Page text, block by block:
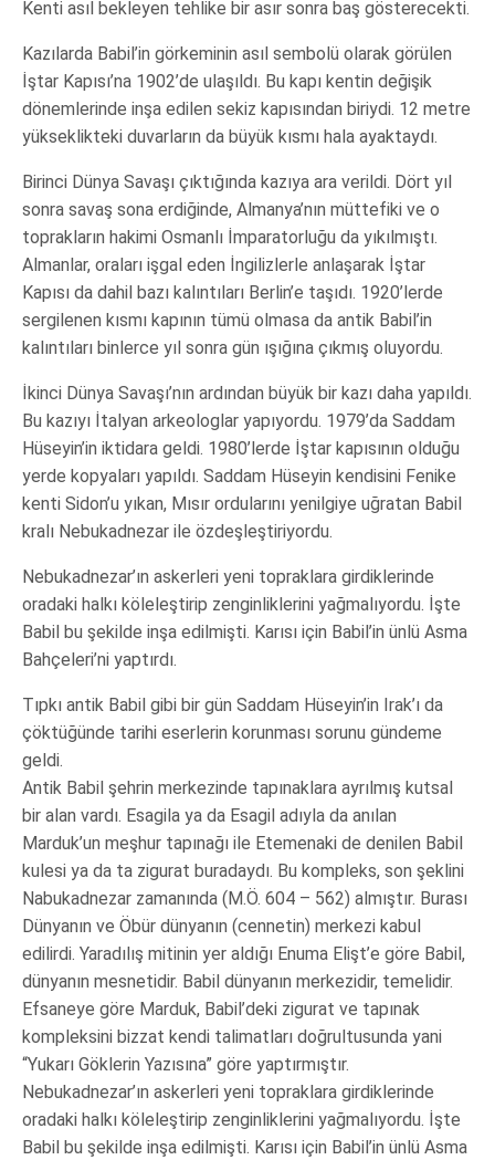
Kenti asıl bekleyen tehlike bir asır sonra baş gösterecekti.
Kazılarda Babil’in görkeminin asıl sembolü olarak görülen
İştar Kapısı’na 1902’de ulaşıldı. Bu kapı kentin değişik
dönemlerinde inşa edilen sekiz kapısından biriydi. 12 metre
yükseklikteki duvarların da büyük kısmı hala ayaktaydı.
Birinci Dünya Savaşı çıktığında kazıya ara verildi. Dört yıl
sonra savaş sona erdiğinde, Almanya’nın müttefiki ve o
toprakların hakimi Osmanlı İmparatorluğu da yıkılmıştı.
Almanlar, oraları işgal eden İngilizlerle anlaşarak İştar
Kapısı da dahil bazı kalıntıları Berlin’e taşıdı. 1920’lerde
sergilenen kısmı kapının tümü olmasa da antik Babil’in
kalıntıları binlerce yıl sonra gün ışığına çıkmış oluyordu.
İkinci Dünya Savaşı’nın ardından büyük bir kazı daha yapıldı.
Bu kazıyı İtalyan arkeologlar yapıyordu. 1979’da Saddam
Hüseyin’in iktidara geldi. 1980’lerde İştar kapısının olduğu
yerde kopyaları yapıldı. Saddam Hüseyin kendisini Fenike
kenti Sidon’u yıkan, Mısır ordularını yenilgiye uğratan Babil
kralı Nebukadnezar ile özdeşleştiriyordu.
Nebukadnezar’ın askerleri yeni topraklara girdiklerinde
oradaki halkı köleleştirip zenginliklerini yağmalıyordu. İşte
Babil bu şekilde inşa edilmişti. Karısı için Babil’in ünlü Asma
Bahçeleri’ni yaptırdı.
Tıpkı antik Babil gibi bir gün Saddam Hüseyin’in Irak’ı da
çöktüğünde tarihi eserlerin korunması sorunu gündeme
geldi.
Antik Babil şehrin merkezinde tapınaklara ayrılmış kutsal
bir alan vardı. Esagila ya da Esagil adıyla da anılan
Marduk’un meşhur tapınağı ile Etemenaki de denilen Babil
kulesi ya da ta zigurat buradaydı. Bu kompleks, son şeklini
Nabukadnezar zamanında (M.Ö. 604 – 562) almıştır. Burası
Dünyanın ve Öbür dünyanın (cennetin) merkezi kabul
edilirdi. Yaradılış mitinin yer aldığı Enuma Elişt’e göre Babil,
dünyanın mesnetidir. Babil dünyanın merkezidir, temelidir.
Efsaneye göre Marduk, Babil’deki zigurat ve tapınak
kompleksini bizzat kendi talimatları doğrultusunda yani
“Yukarı Göklerin Yazısına” göre yaptırmıştır.
Nebukadnezar’ın askerleri yeni topraklara girdiklerinde
oradaki halkı köleleştirip zenginliklerini yağmalıyordu. İşte
Babil bu şekilde inşa edilmişti. Karısı için Babil’in ünlü Asma